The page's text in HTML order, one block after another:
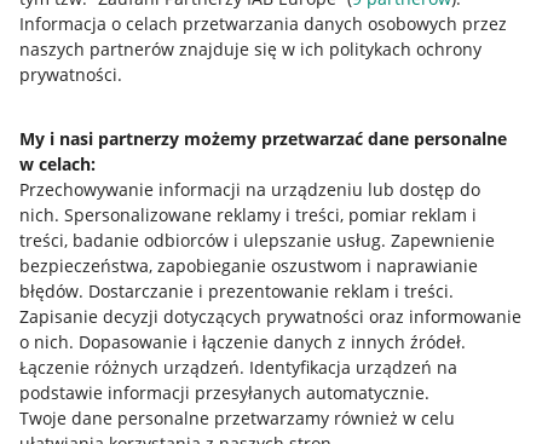
Informacja o celach przetwarzania danych osobowych przez
naszych partnerów znajduje się w ich politykach ochrony
prywatności.
My i nasi partnerzy możemy przetwarzać dane personalne
w celach:
Przechowywanie informacji na urządzeniu lub dostęp do
nich. Spersonalizowane reklamy i treści, pomiar reklam i
treści, badanie odbiorców i ulepszanie usług. Zapewnienie
bezpieczeństwa, zapobieganie oszustwom i naprawianie
błędów. Dostarczanie i prezentowanie reklam i treści.
Zapisanie decyzji dotyczących prywatności oraz informowanie
o nich. Dopasowanie i łączenie danych z innych źródeł.
Łączenie różnych urządzeń. Identyfikacja urządzeń na
podstawie informacji przesyłanych automatycznie.
Twoje dane personalne przetwarzamy również w celu
Przydatne informacje
Jak to działa
Allegro Gadane dla sprzedających
Allegro Gadane dla kupujących
Mapa miejscowości
Informacje prawne
Regulamin
Polityka plików "cookies"